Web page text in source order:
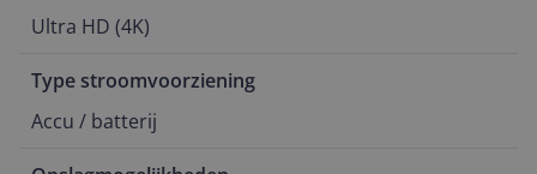
Ultra HD (4K)
Type stroomvoorziening
Accu / batterij